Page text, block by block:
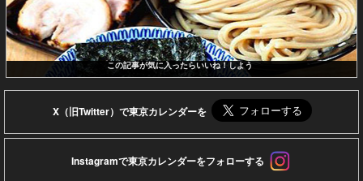
この記事が気に入ったらいいね！しよう
X（旧Twitter）で東京カレンダーを
Instagramで東京カレンダーをフォローする